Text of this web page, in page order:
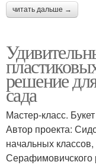
читать дальше →
решение
сада
Мастер-класс.
Автор проекта:
начальных
Серафимовичского